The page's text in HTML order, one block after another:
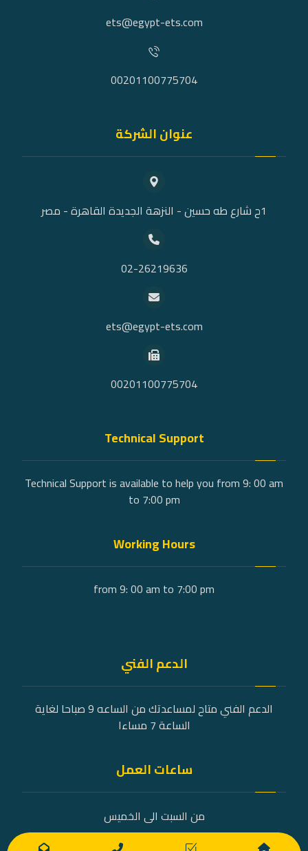
ets@egypt-ets.com
00201100775704
عنوان الشركة
1ح شارع طه حسين - النزهة الجديدة القاهرة - مصر
02-26219636
ets@egypt-ets.com
00201100775704
Technical Support
Technical Support is available to help you from 9: 00 am
to 7:00 pm
Working Hours
from 9: 00 am to 7:00 pm
الدعم الفني
الدعم الفني متاح لمساعدتك من الساعه 9 صباحا لغاية
الساعة 7 مساءا
ساعات العمل
من السبت الى الخميس
9 صباحًا - 7 مساءً